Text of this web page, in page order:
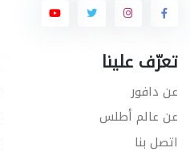
تعرّف علينا
عن دافور
عن عالم أطلس
اتصل بنا